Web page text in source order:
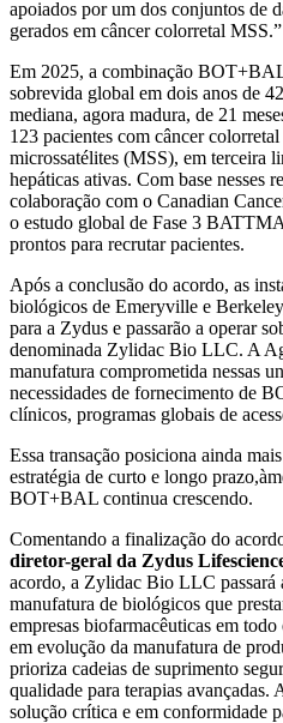
apoiados por um dos conjuntos de
gerados em câncer colorretal MSS.”
Em 2025, a combinação
sobrevida global em dois anos de
mediana, agora madura, de 21
123 pacientes com câncer
microssatélites (MSS), em terceira
hepáticas ativas. Com base nesses
colaboração com o Canadian
o estudo global de Fase 3
prontos para recrutar pacientes.
Após a conclusão do acordo, as
biológicos de Emeryville e
para a Zydus e passarão a operar
denominada Zylidac Bio LLC. A
manufatura comprometida nessas
necessidades de fornecimento de
clínicos, programas globais de
Essa transação posiciona ainda
estratégia de curto e longo
BOT+BAL continua crescendo.
Comentando a finalização do
diretor-geral da Zydus
acordo, a Zylidac Bio LLC passará
manufatura de biológicos que
empresas biofarmacêuticas em
em evolução da manufatura de
prioriza cadeias de suprimento
qualidade para terapias
solução crítica e em conformidade